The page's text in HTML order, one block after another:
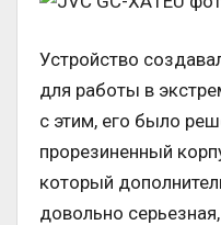
Устройство
для работы в
с этим, его было
прорезиненный
который
довольно